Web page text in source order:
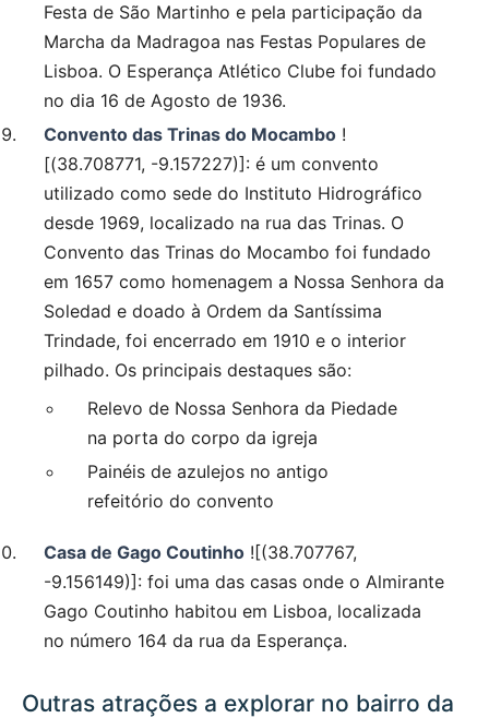
Festa de São Martinho e pela participação da
Marcha da Madragoa nas Festas Populares de
Lisboa. O Esperança Atlético Clube foi fundado
no dia 16 de Agosto de 1936.
Convento das Trinas do Mocambo !
[(38.708771, -9.157227)]: é um convento
utilizado como sede do Instituto Hidrográfico
desde 1969, localizado na rua das Trinas. O
Convento das Trinas do Mocambo foi fundado
em 1657 como homenagem a Nossa Senhora da
Soledad e doado à Ordem da Santíssima
Trindade, foi encerrado em 1910 e o interior
pilhado. Os principais destaques são:
Relevo de Nossa Senhora da Piedade
na porta do corpo da igreja
Painéis de azulejos no antigo
refeitório do convento
Casa de Gago Coutinho ![(38.707767,
-9.156149)]: foi uma das casas onde o Almirante
Gago Coutinho habitou em Lisboa, localizada
no número 164 da rua da Esperança.
Outras atrações a explorar no bairro da